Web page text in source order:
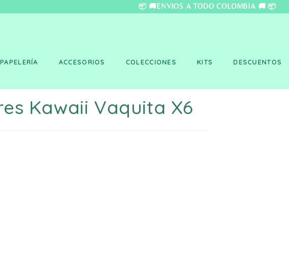
📦 🚚ENVÍOS A
PAPELERÍA ACCESORIOS COLECCIONES KITS DESCUENTOS
Kawaii Vaquita X6